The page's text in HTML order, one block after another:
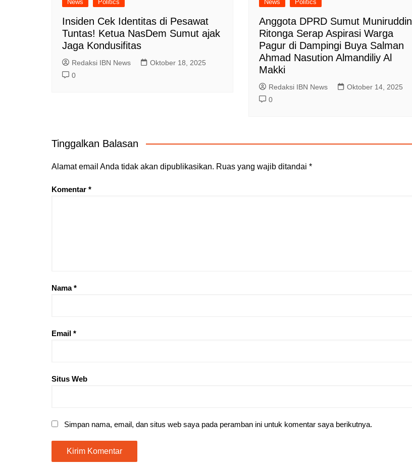
News Politics
Insiden Cek Identitas di Pesawat
Tuntas! Ketua NasDem Sumut ajak
Jaga Kondusifitas
Redaksi IBN News
Oktober 18, 2025
0
News Politics
Anggota DPRD Sumut Muniruddin
Ritonga Serap Aspirasi Warga
Pagur di Dampingi Buya Salman
Ahmad Nasution Almandiliy Al
Makki
Redaksi IBN News
Oktober 14, 2025
0
Tinggalkan Balasan
Alamat email Anda tidak akan dipublikasikan. Ruas yang wajib ditandai *
Komentar *
Nama*
Email *
Situs Web
Simpan nama, email, dan situs web saya pada peramban ini untuk komentar saya berikutnya.